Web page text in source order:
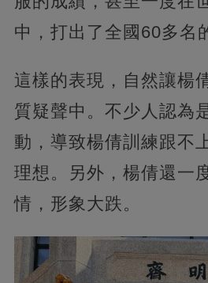
中，打出了全國60多名
這樣的表現，自然讓楊
質疑聲中。不少人認為
動，導致楊倩訓練跟不
理想。另外，楊倩還一
情，形象大跌。